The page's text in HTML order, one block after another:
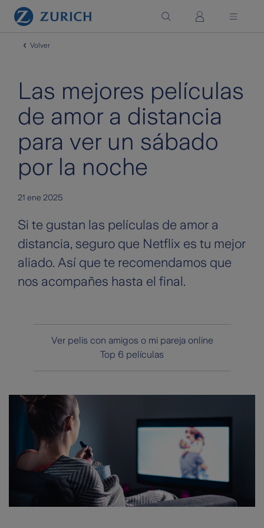
Saltar al contenido principal
Volver
Las mejores películas
de amor a distancia
para ver un sábado
por la noche
21 ene 2025
Si te gustan las películas de amor a
distancia, seguro que Netflix es tu mejor
aliado. Así que te recomendamos que
nos acompañes hasta el final.
Ver pelis con amigos o mi pareja online
Top 6 películas